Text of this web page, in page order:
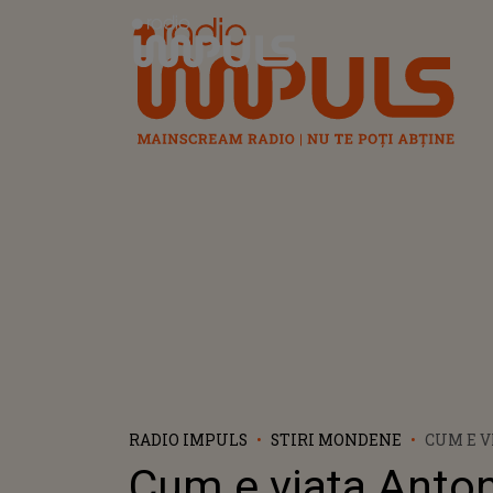
Radio Impuls
RADIO IMPULS STIRI MONDENE
CUM E
LUMINA